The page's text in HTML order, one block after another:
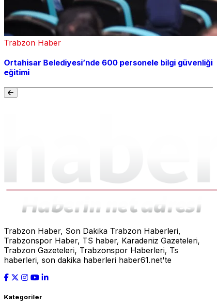
Trabzon Haber
Ortahisar Belediyesi’nde 600 personele bilgi güvenliği
eğitimi
Trabzon Haber, Son Dakika Trabzon Haberleri,
Trabzonspor Haber, TS haber, Karadeniz Gazeteleri,
Trabzon Gazeteleri, Trabzonspor Haberleri, Ts
haberleri, son dakika haberleri haber61.net'te
Kategoriler